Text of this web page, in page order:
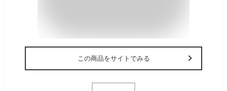
この商品をサイトでみる